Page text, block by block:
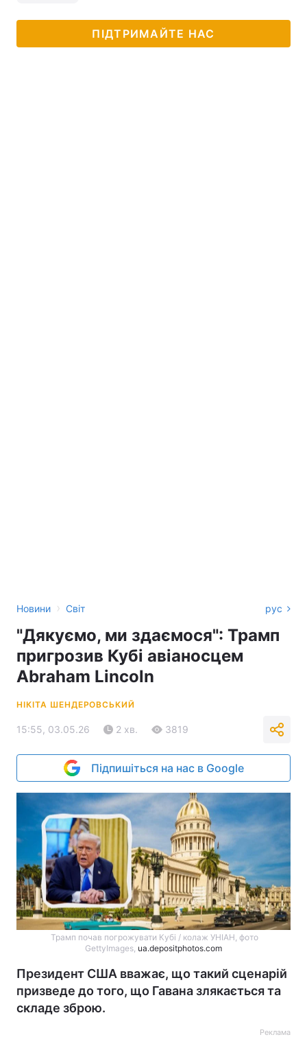
ПІДТРИМАЙТЕ НАС
Новини › Світ рус
"Дякуємо, ми здаємося": Трамп
пригрозив Кубі авіаносцем
Abraham Lincoln
НІКІТА ШЕНДЕРОВСЬКИЙ
15:55, 03.05.26 2 хв. 3819
Підпишіться на нас в Google
Трамп почав погрожувати Кубі / колаж УНІАН, фото
GettyImages, ua.depositphotos.com
Президент США вважає, що такий сценарій
призведе до того, що Гавана злякається та
складе зброю.
Реклама